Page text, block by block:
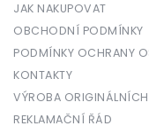
JAK NAKUPOVAT
OBCHODNÍ PODMÍNKY
PODMÍNKY OCHRANY
KONTAKTY
VÝROBA ORIGINÁLNÍCH
REKLAMAČNÍ ŘÁD